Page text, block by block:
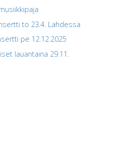
to 23.4. Lahdessa
pe 12.12.2025
lauantaina 29.11.